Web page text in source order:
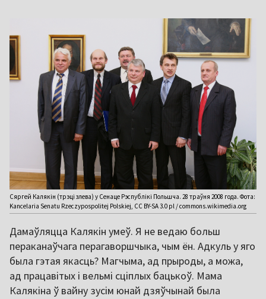
Сяргей Калякін (трэці злева) у Сенаце Рэспублікі Польшча. 28 траўня 2008 года. Фота:
Kancelaria Senatu Rzeczypospolitej Polskiej, CC BY-SA 3.0 pl / commons.wikimedia.org
Дамаўляцца Калякін умеў. Я не ведаю больш
пераканаўчага перагаворшчыка, чым ён. Адкуль у яго
была гэтая якасць? Магчыма, ад прыроды, а можа,
ад працавітых і вельмі сціплых бацькоў. Мама
Калякіна ў вайну зусім юнай дзяўчынай была